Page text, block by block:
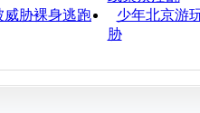
威胁裸身逃跑
少年北京游
胁